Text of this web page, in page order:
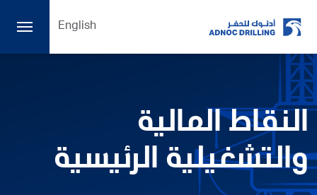
English
النقاط المالية
والتشغيلية الرئيسية